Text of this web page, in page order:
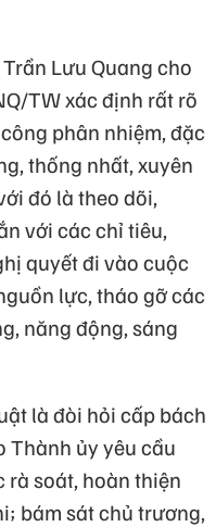
Lưu Quang cho
TW xác định rất rõ
phân nhiệm, đặc
thống nhất, xuyên
đó là theo dõi,
với các chỉ tiêu,
quyết đi vào cuộc
lực, tháo gỡ các
năng động, sáng
là đòi hỏi cấp bách
Thành ủy yêu cầu
soát, hoàn thiện
bám sát chủ trương,